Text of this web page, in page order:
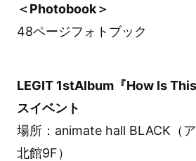
＜Photobook＞
48ページフォトブック
LEGIT 1stAlbum『How Is
スイベント
場所：animate hall BLACK（
北館9F）